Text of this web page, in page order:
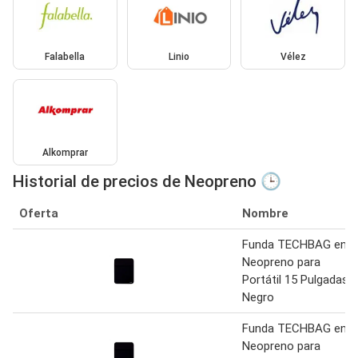
Falabella Linio Vélez
Alkomprar
Historial de precios de Neopreno 🕒
Oferta Nombre
Funda TECHBAG en
Neopreno para
Portátil 15 Pulgadas
Negro
Funda TECHBAG en
Neopreno para